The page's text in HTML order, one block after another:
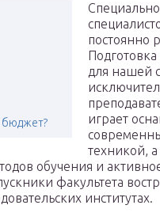
бюджет?
постоянно
для нашей
играет
техникой,
обучения и
факультета
институтах.